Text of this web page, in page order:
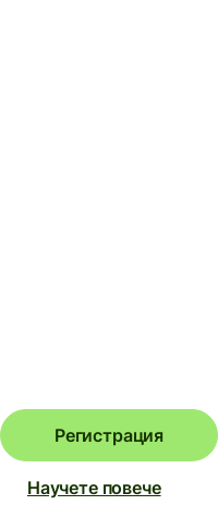
Регистрация
Научете повече